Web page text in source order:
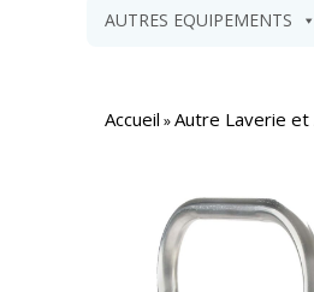
AUTRES EQUIPEMENTS
Accueil »Autre Laverie et